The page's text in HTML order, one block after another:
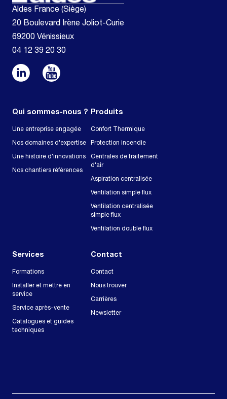
Aldes France (Siège)
20 Boulevard Irène Joliot-Curie
69200 Vénissieux
04 12 39 20 30
Qui sommes-nous ?
Une entreprise engagée
Nos domaines d'expertise
Une histoire d'innovations
Nos chantiers références
Produits
Confort Thermique
Protection incendie
Centrales de traitement
d'air
Aspiration centralisée
Ventilation simple flux
Ventilation centralisée
simple flux
Ventilation double flux
Services
Formations
Installer et mettre en
service
Service après-vente
Catalogues et guides
techniques
Contact
Contact
Nous trouver
Carrières
Newsletter